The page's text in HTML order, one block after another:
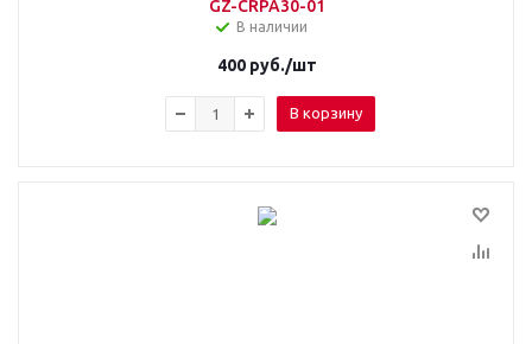
GZ-CRPA30-01
В наличии
400руб./шт
В корзину